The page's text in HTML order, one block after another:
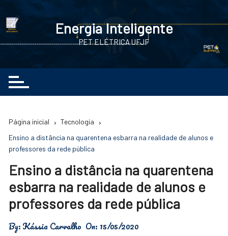
para
conteúdo
Energia Inteligente
PET ELÉTRICA UFJF
Página inicial
Tecnologia
Ensino a distância na quarentena esbarra na realidade de alunos e
professores da rede pública
Ensino a distância na quarentena
esbarra na realidade de alunos e
professores da rede pública
By:Kássia Carvalho On: 15/05/2020